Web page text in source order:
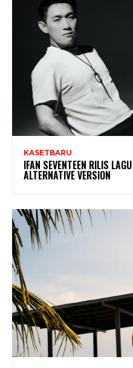
KASETBARU
IFAN SEVENTEEN RILIS
ALTERNATIVE VERSION